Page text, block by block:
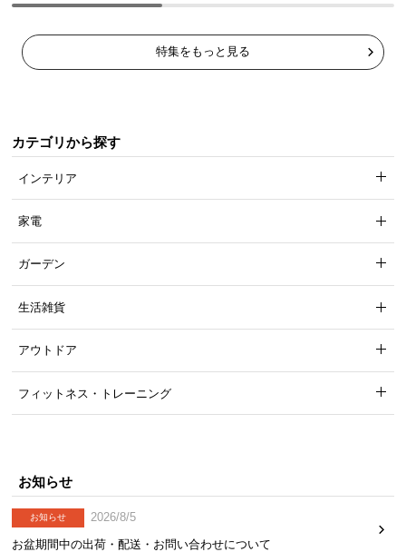
特集をもっと見る
カテゴリから探す
インテリア
家電
ガーデン
生活雑貨
アウトドア
フィットネス・トレーニング
お知らせ
お知らせ
2026/8/5
お盆期間中の出荷・配送・お問い合わせについて